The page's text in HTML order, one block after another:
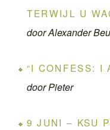
TERWIJL U
door Alexander
“I CONFESS: I
door Pieter
9 JUNI – KSU